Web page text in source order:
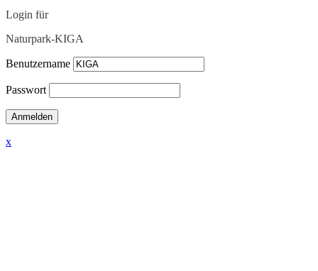
Login für
Naturpark-KIGA
Benutzername
Passwort
x